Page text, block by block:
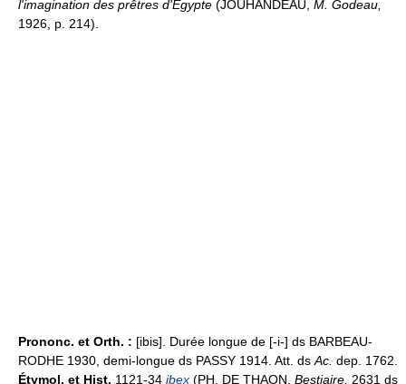
l'imagination des prêtres d'Égypte (JOUHANDEAU, M. Godeau,
1926, p. 214).
Prononc. et Orth. : [ibis]. Durée longue de [-i-] ds BARBEAU-
RODHE 1930, demi-longue ds PASSY 1914. Att. ds Ac. dep. 1762.
Étymol. et Hist. 1121-34 ibex (PH. DE THAON, Bestiaire, 2631 ds